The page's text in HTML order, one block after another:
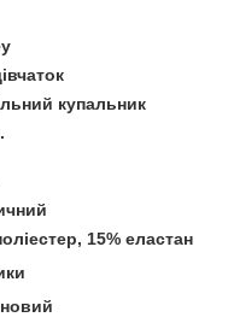
купальник
15% еластан